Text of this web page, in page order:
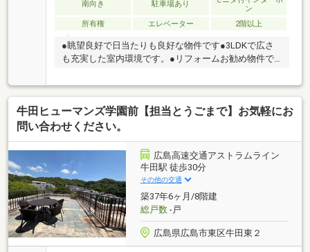
南向き 駐車場あり
ン
所有権
エレベーター 2階以上
●眺望良好で日当たりも良好な物件です●3LDKで広さ
も充実した室内環境です。●リフォームお勧め物件で
牛田ヒューマンズ学園前【担当とうごまで】お気軽にお
問い合わせください。
広島高速交通アストラムライン
牛田駅 徒歩30分
その他の交通
築37年6ヶ月/8階建
総戸数-戸
広島県広島市東区牛田東２